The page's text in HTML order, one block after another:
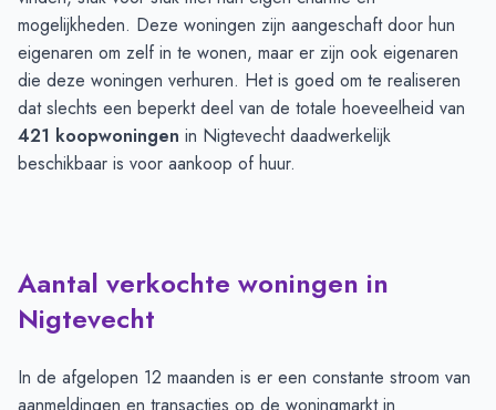
mogelijkheden. Deze woningen zijn aangeschaft door hun
eigenaren om zelf in te wonen, maar er zijn ook eigenaren
die deze woningen verhuren. Het is goed om te realiseren
dat slechts een beperkt deel van de totale hoeveelheid van
421 koopwoningen in Nigtevecht daadwerkelijk
beschikbaar is voor aankoop of huur.
Aantal verkochte woningen in
Nigtevecht
In de afgelopen 12 maanden is er een constante stroom van